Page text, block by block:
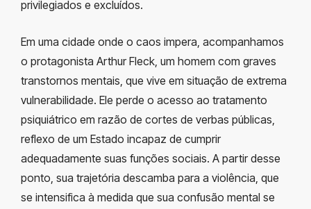
privilegiados e excluídos.
Em uma cidade onde o caos impera, acompanhamos
o protagonista Arthur Fleck, um homem com graves
transtornos mentais, que vive em situação de extrema
vulnerabilidade. Ele perde o acesso ao tratamento
psiquiátrico em razão de cortes de verbas públicas,
reflexo de um Estado incapaz de cumprir
adequadamente suas funções sociais. A partir desse
ponto, sua trajetória descamba para a violência, que
se intensifica à medida que sua confusão mental se